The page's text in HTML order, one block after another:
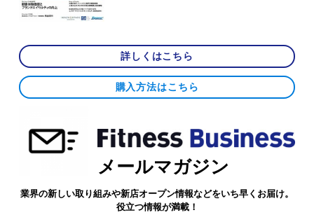
詳しくはこちら
購入方法はこちら
メールマガジン
業界の新しい取り組みや新店オープン情報などをいち早くお届け。
役立つ情報が満載！